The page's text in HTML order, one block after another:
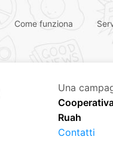
Come funziona
Una
Ruah
Contatti